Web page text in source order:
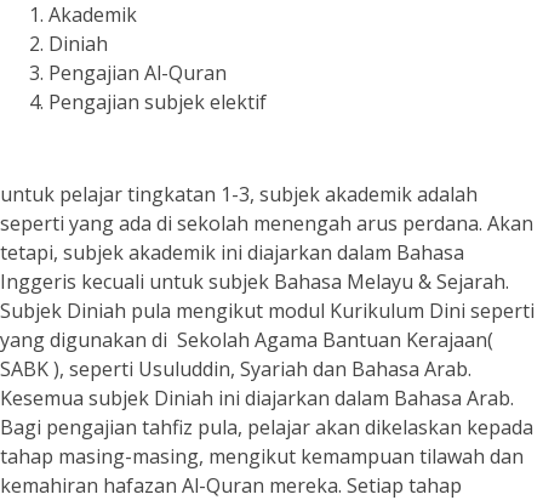
Akademik
Diniah
Pengajian Al-Quran
Pengajian subjek elektif
untuk pelajar tingkatan 1-3, subjek akademik adalah
seperti yang ada di sekolah menengah arus perdana. Akan
tetapi, subjek akademik ini diajarkan dalam Bahasa
Inggeris kecuali untuk subjek Bahasa Melayu & Sejarah.
Subjek Diniah pula mengikut modul Kurikulum Dini seperti
yang digunakan di Sekolah Agama Bantuan Kerajaan(
SABK ), seperti Usuluddin, Syariah dan Bahasa Arab.
Kesemua subjek Diniah ini diajarkan dalam Bahasa Arab.
Bagi pengajian tahfiz pula, pelajar akan dikelaskan kepada
tahap masing-masing, mengikut kemampuan tilawah dan
kemahiran hafazan Al-Quran mereka. Setiap tahap